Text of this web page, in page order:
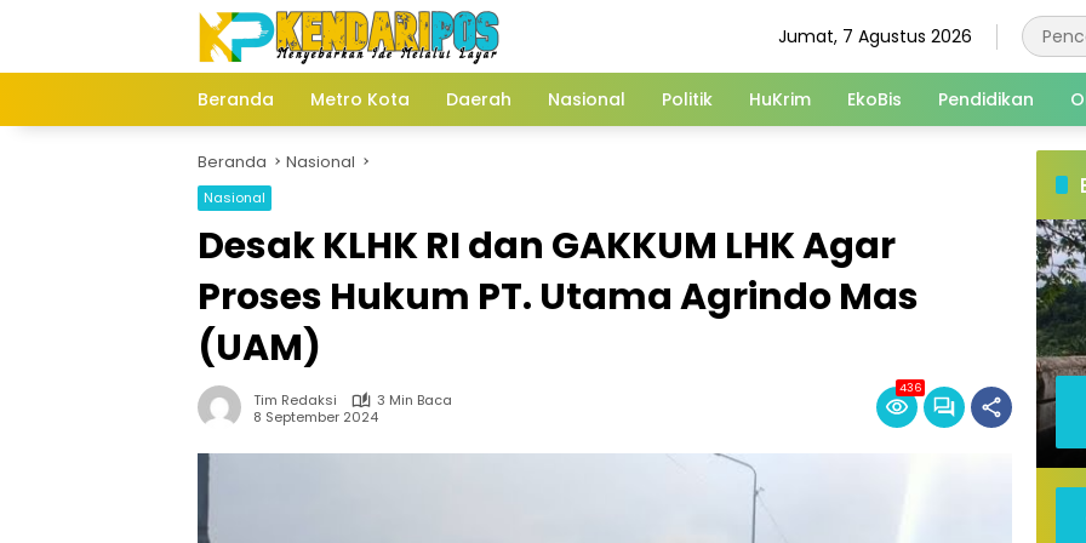
Jumat, 7 Agustus 2026
Beranda Metro Kota Daerah Nasional Politik HuKrim EkoBis Pendidikan
Beranda Nasional
Nasional
Desak KLHK RI dan GAKKUM LHK Agar
Proses Hukum PT. Utama Agrindo Mas
(UAM)
Tim Redaksi
3 Min Baca
8 September 2024
436